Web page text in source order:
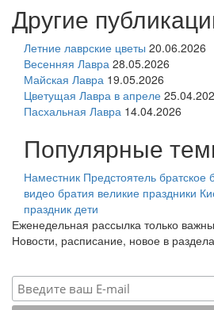
Другие
Летние лаврские цветы 20.06.2026
Весенняя Лавра 28.05.2026
Майская Лавра 19.05.2026
Цветущая Лавра в апреле
Пасхальная Лавра 14.04.2026
Популярные
Наместник Предстоятель братское
видео братия великие праздники
праздник дети
Еженедельная рассылка только
Новости, расписание, новое в